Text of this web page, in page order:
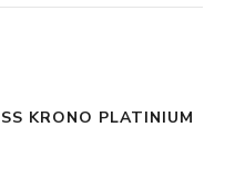
KRONO PLATINIUM